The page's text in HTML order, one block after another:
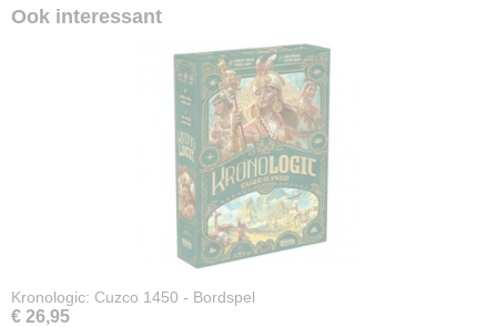
Ook interessant
Kronologic: Cuzco 1450 - Bordspel
€ 26,95